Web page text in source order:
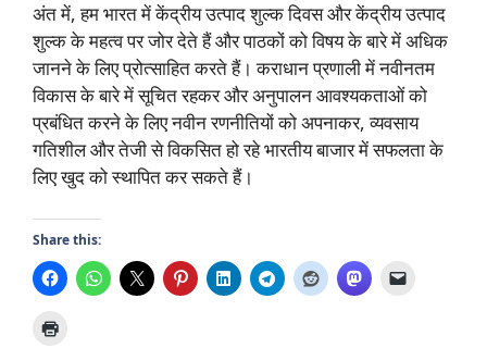
अंत में, हम भारत में केंद्रीय उत्पाद शुल्क दिवस और केंद्रीय उत्पाद
शुल्क के महत्व पर जोर देते हैं और पाठकों को विषय के बारे में अधिक
जानने के लिए प्रोत्साहित करते हैं। कराधान प्रणाली में नवीनतम
विकास के बारे में सूचित रहकर और अनुपालन आवश्यकताओं को
प्रबंधित करने के लिए नवीन रणनीतियों को अपनाकर, व्यवसाय
गतिशील और तेजी से विकसित हो रहे भारतीय बाजार में सफलता के
लिए खुद को स्थापित कर सकते हैं।
Share this: